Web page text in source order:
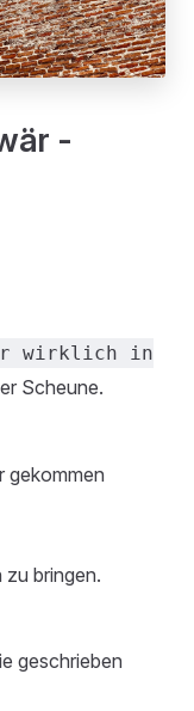
-
wirklich in
Scheune.
gekommen
zu bringen.
geschrieben